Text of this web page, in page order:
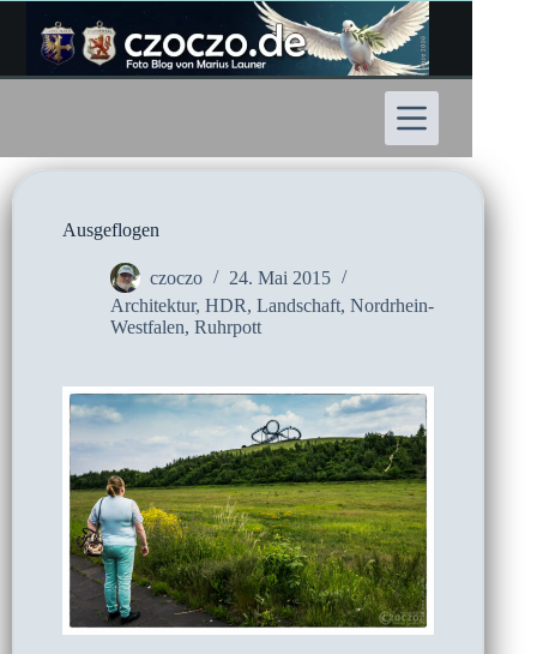
Inhalt
springen
Ausgeflogen
czoczo
24. Mai 2015
Architektur, HDR, Landschaft, Nordrhein-
Westfalen, Ruhrpott